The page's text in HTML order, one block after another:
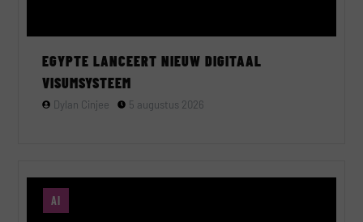
EGYPTE LANCEERT NIEUW DIGITAAL
VISUMSYSTEEM
Dylan Cinjee 5 augustus 2026
AI